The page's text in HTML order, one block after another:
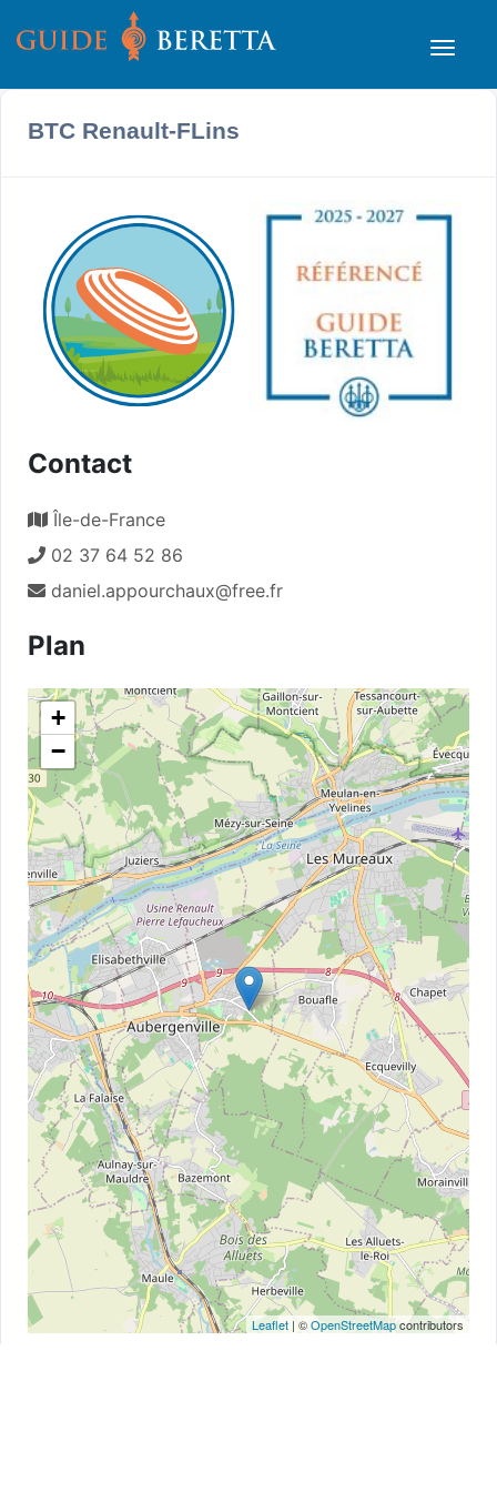
BTC Renault-FLins
Contact
Île-de-France
02 37 64 52 86
daniel.appourchaux@free.fr
Plan
+
−
Leaflet | ©OpenStreetMapcontributors